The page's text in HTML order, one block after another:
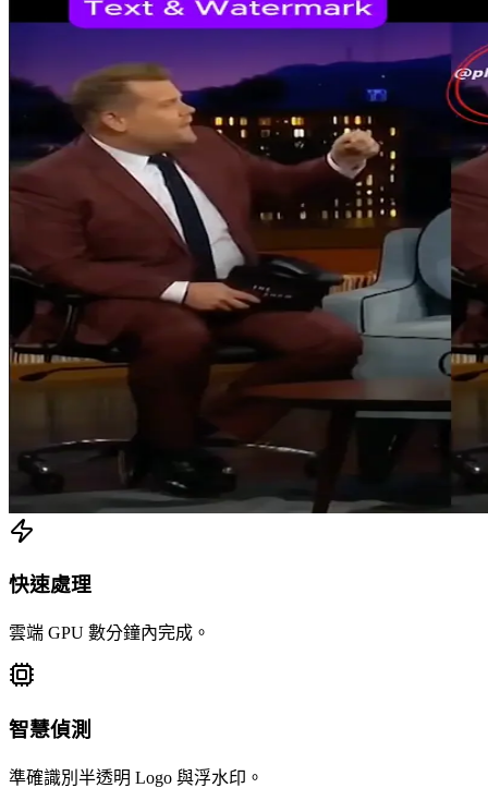
快速處理
雲端 GPU 數分鐘內完成。
智慧偵測
準確識別半透明 Logo 與浮水印。